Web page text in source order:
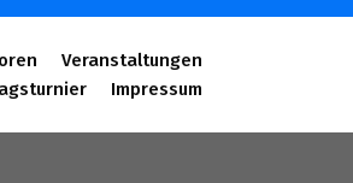
Veranstaltungen
Impressum